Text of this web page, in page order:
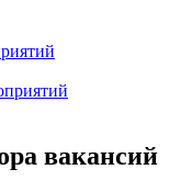
вакансий